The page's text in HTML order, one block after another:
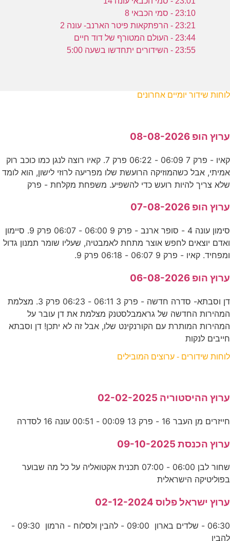
23:10 - סמי הכבאי 8
23:21 - הרפתקאות פיטר הארנב- עונה 2
23:44 - העולם המטורף של דוד חיים
23:55 - השידורים יתחדשו בשעה 5:00
לוחות שידור יומיים אחרונים
ערוץ הופ 08-08-2026
קאיו - פרק 7 06:09 - 06:22 פרק 7. קאיו רוצה לנגן כמו כוכב רוק
אמיתי, אבל כשהמוזיקה הרועשת שלו מפריעה לרוזי לישון, הוא לומד
שלא צריך להיות רועש כדי להשפיע. משפחת מקלחת - פרק
ערוץ הופ 07-08-2026
סימון עונה 4 - סופר ארנב - פרק 9 06:00 - 06:07 פרק 9. סיימון
ואדם יוצאים לחפש אוצר מתחת לאמבטיה, שעליו שומר תמנון גדול
ומפחיד. קאיו - פרק 9 06:07 - 06:18 פרק 9.
ערוץ הופ 06-08-2026
דן וסבתא- סדרה חדשה - פרק 3 06:11 - 06:23 פרק 3. מצלמת
המהירות החדשה של גראמבלסטנק מצלמת את דן עובר על
המהירות המותרת עם הקורנקינט שלו, אבל זה לא יתכן! דן וסבתא
חייבים לנקות
לוחות שידורים - ערוצים המובילים
ערוץ ההיסטוריה 02-02-2025
חייזרים מן העבר 16 - פרק 13 00:09 - 00:51 עונה 16 לסדרה
ערוץ הכנסת 09-10-2025
שחור לבן 06:00 - 07:00 תכנית אקטואליה על כל מה שבוער
בפוליטיקה הישראלית
ערוץ ישראל פלוס 02-12-2024
06:30 - שלדים בארון 09:00 - להבין ולסלוח - הרמון 09:30 -
להבין